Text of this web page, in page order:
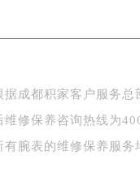
城金融城写字楼1号楼
地商务中心东塔写
来福士广场办公楼20
据成都积家客户服务
维修保养咨询热线为
有腕表的维修保养服